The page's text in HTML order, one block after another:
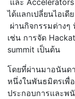
และ
ได้แลกเปลี่ยนไอเ
ผ่านกิจกรรมต่างๆ
เช่น การจัด
summit เป็นต้น
โดยที่ผ่านมาอนันด
หนึ่งในพันธมิตรเพื่
ประกอบการและพ